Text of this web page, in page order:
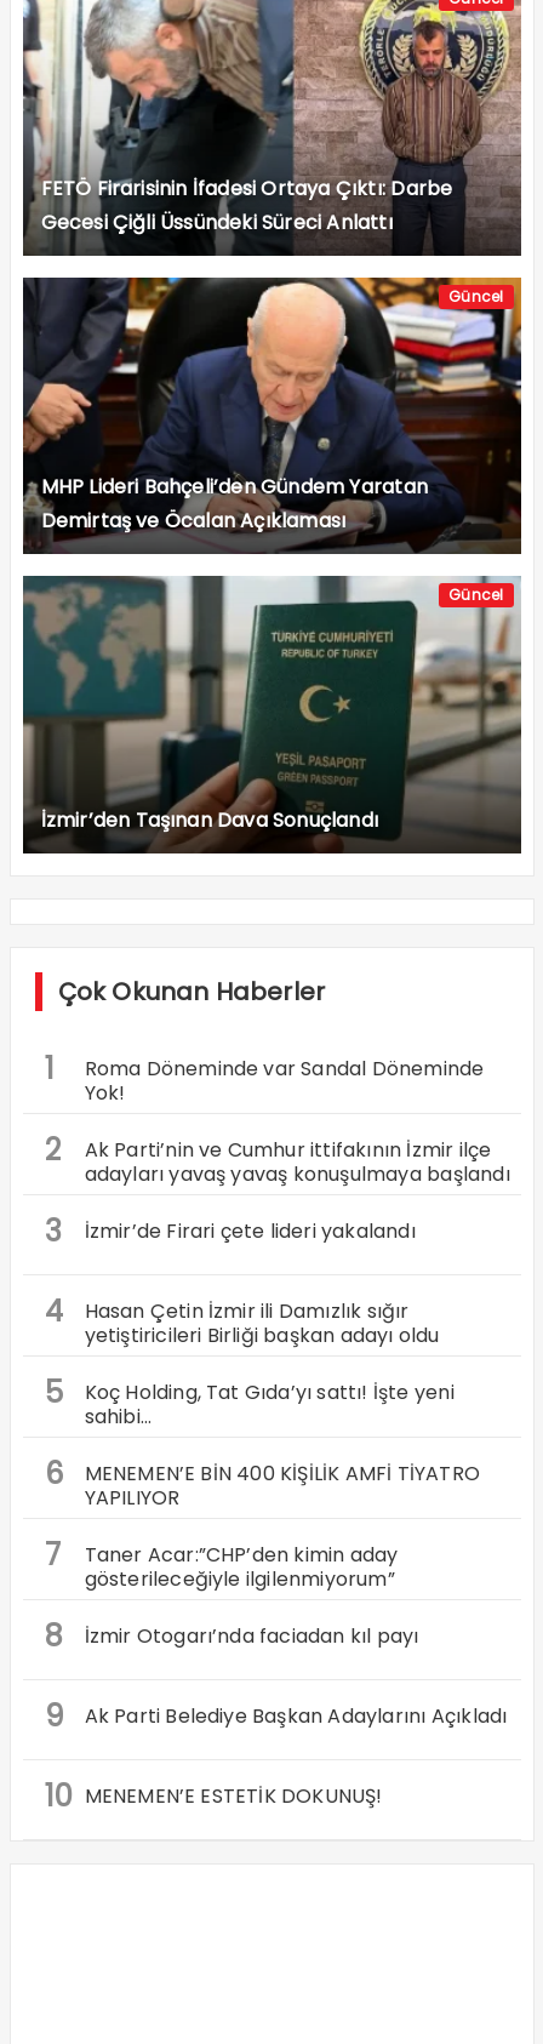
FETÖ Firarisinin İfadesi Ortaya Çıktı: Darbe
Gecesi Çiğli Üssündeki Süreci Anlattı
Güncel
MHP Lideri Bahçeli’den Gündem Yaratan
Demirtaş ve Öcalan Açıklaması
Güncel
İzmir’den Taşınan Dava Sonuçlandı
Çok Okunan Haberler
1
Roma Döneminde var Sandal Döneminde
Yok!
2
Ak Parti’nin ve Cumhur ittifakının İzmir ilçe
adayları yavaş yavaş konuşulmaya başlandı
3 İzmir’de Firari çete lideri yakalandı
4
Hasan Çetin İzmir ili Damızlık sığır
yetiştiricileri Birliği başkan adayı oldu
5
Koç Holding, Tat Gıda’yı sattı! İşte yeni
sahibi…
6
MENEMEN’E BİN 400 KİŞİLİK AMFİ TİYATRO
YAPILIYOR
7
Taner Acar:”CHP’den kimin aday
gösterileceğiyle ilgilenmiyorum”
8 İzmir Otogarı’nda faciadan kıl payı
9 Ak Parti Belediye Başkan Adaylarını Açıkladı
10 MENEMEN’E ESTETİK DOKUNUŞ!